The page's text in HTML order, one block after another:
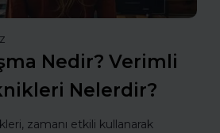
Nedir? Verimli
Nelerdir?
zamanı etkili kullanarak